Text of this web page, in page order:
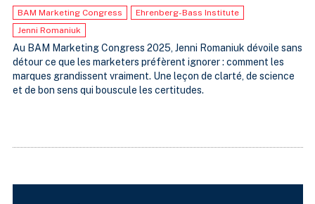
BAM Marketing Congress
Ehrenberg-Bass Institute
Jenni Romaniuk
Au BAM Marketing Congress 2025, Jenni Romaniuk dévoile sans
détour ce que les marketers préfèrent ignorer : comment les
marques grandissent vraiment. Une leçon de clarté, de science
et de bon sens qui bouscule les certitudes.